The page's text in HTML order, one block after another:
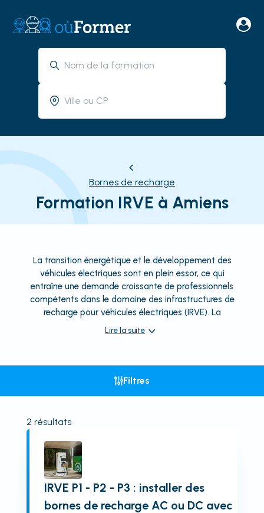
Bornes de recharge
Formation IRVE à Amiens
La transition énergétique et le développement des
véhicules électriques sont en plein essor, ce qui
entraîne une demande croissante de professionnels
compétents dans le domaine des infrastructures de
recharge pour véhicules électriques (IRVE). La
Lire la suite
Filtres
2 résultats
IRVE P1 - P2 - P3 : installer des
bornes de recharge AC ou DC avec